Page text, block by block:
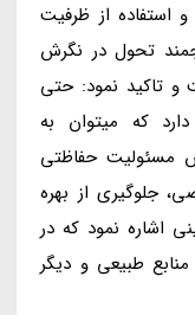
استفاده از ظرفیت
تحول در نگرش
و تاکید نمود: حتی
که میتوان به
مسئولیت حفاظتی
جلوگیری از بهره
اشاره نمود که در
طبیعی و دیگر